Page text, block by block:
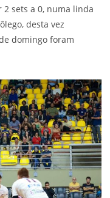
sets a 0, numa linda
desta vez
domingo foram